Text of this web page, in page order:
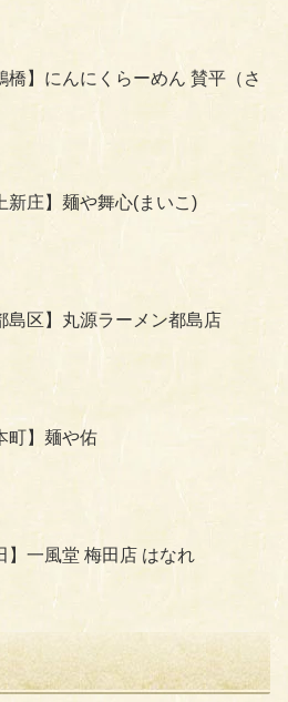
橋】にんにくらーめん 賛平（さ
新庄】麺や舞心(まいこ)
島区】丸源ラーメン都島店
町】麺や佑
】一風堂 梅田店 はなれ